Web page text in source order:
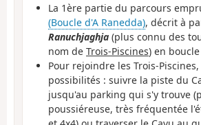
La 1ère partie du parcours
(Boucle d'A Ranedda), décrit à
Ranuchjaghja (plus connu des
nom de Trois-Piscines) en boucle
Pour rejoindre les Trois-
possibilités : suivre la piste du
jusqu'au parking qui s'y trouve
poussiéreuse, très fréquentée